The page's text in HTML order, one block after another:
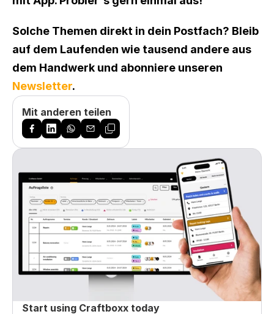
Solche Themen direkt in dein Postfach? Bleib
auf dem Laufenden wie tausend andere aus
Newsletter.
Mit anderen teilen
Start using Craftboxx today